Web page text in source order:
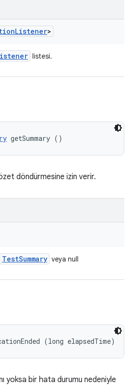
Listener>
listesi.
getSummary ()
döndürmesine izin verir.
TestSummary veya null
(long elapsedTime)
yoksa bir hata durumu nedeniyle